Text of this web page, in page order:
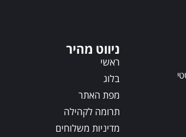
ניווט מהיר
ראשי
בלוג
מפת האתר
תרומה לקהילה
מדיניות משלוחים